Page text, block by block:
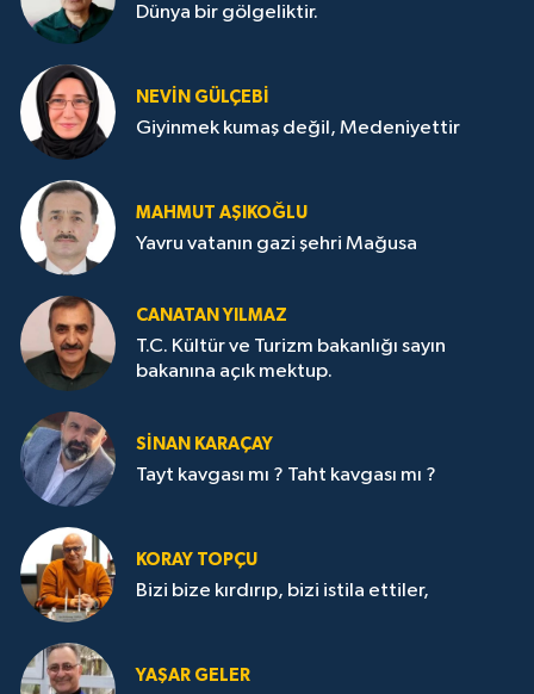
Dünya bir gölgeliktir.
NEVİN GÜLÇEBİ
Giyinmek kumaş değil, Medeniyettir
MAHMUT AŞIKOĞLU
Yavru vatanın gazi şehri Mağusa
CANATAN YILMAZ
T.C. Kültür ve Turizm bakanlığı sayın
bakanına açık mektup.
SİNAN KARAÇAY
Tayt kavgası mı ? Taht kavgası mı ?
KORAY TOPÇU
Bizi bize kırdırıp, bizi istila ettiler,
YAŞAR GELER